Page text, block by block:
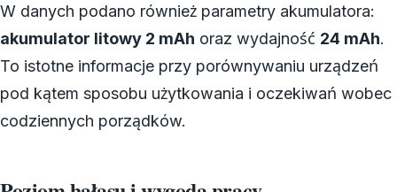
W danych podano również parametry akumulatora:
akumulator litowy 2 mAh oraz wydajność 24 mAh.
To istotne informacje przy porównywaniu urządzeń
pod kątem sposobu użytkowania i oczekiwań wobec
codziennych porządków.